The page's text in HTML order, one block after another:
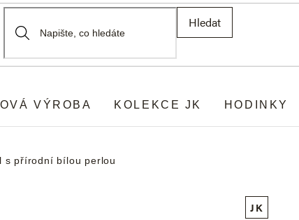
Hledat
VÝROBA KOLEKCE JK HODINKY
s přírodní bílou perlou
JK